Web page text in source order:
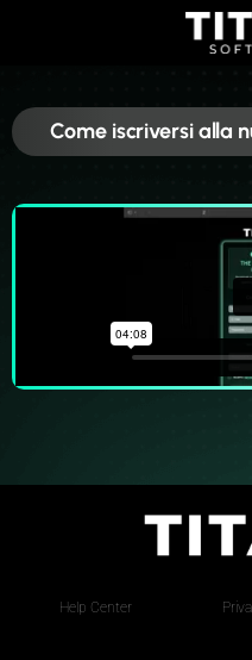
Come iscriversi alla
Help Center